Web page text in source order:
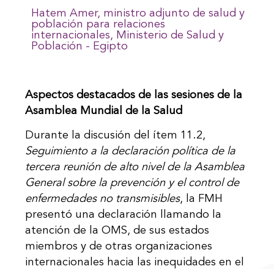
Hatem Amer, ministro adjunto de salud y
población para relaciones
internacionales, Ministerio de Salud y
Población - Egipto
Aspectos destacados de las sesiones de la
Asamblea Mundial de la Salud
Durante la discusión del ítem 11.2,
Seguimiento a la declaración política de la
tercera reunión de alto nivel de la Asamblea
General sobre la prevención y el control de
enfermedades no transmisibles, la FMH
presentó una declaración llamando la
atención de la OMS, de sus estados
miembros y de otras organizaciones
internacionales hacia las inequidades en el